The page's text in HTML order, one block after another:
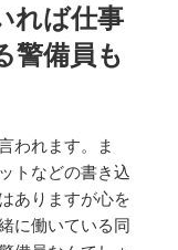
れば仕事
警備員も
われます。ま
トなどの書き込
ありますが心を
に働いている同